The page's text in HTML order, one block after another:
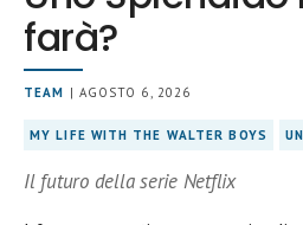
farà?
TEAM | AGOSTO 6, 2026
MY LIFE WITH THE WALTER BOYS
Il futuro della serie Netflix